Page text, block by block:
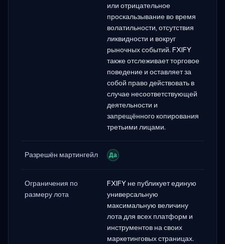
или отрицательное
проскальзывание во время
волатильности, отсутствия
ликвидности и вокруг
рыночных событий. FXIFY
также отслеживает торговое
поведение и оставляет за
собой право действовать в
случае несоответствующей
деятельности и
запрещённого копирования
третьими лицами.
Разрешён мартингейл Да
Ограничения по
размеру лота
FXIFY не публикует единую
универсальную
максимальную величину
лота для всех платформ и
инструментов на своих
маркетинговых страницах.